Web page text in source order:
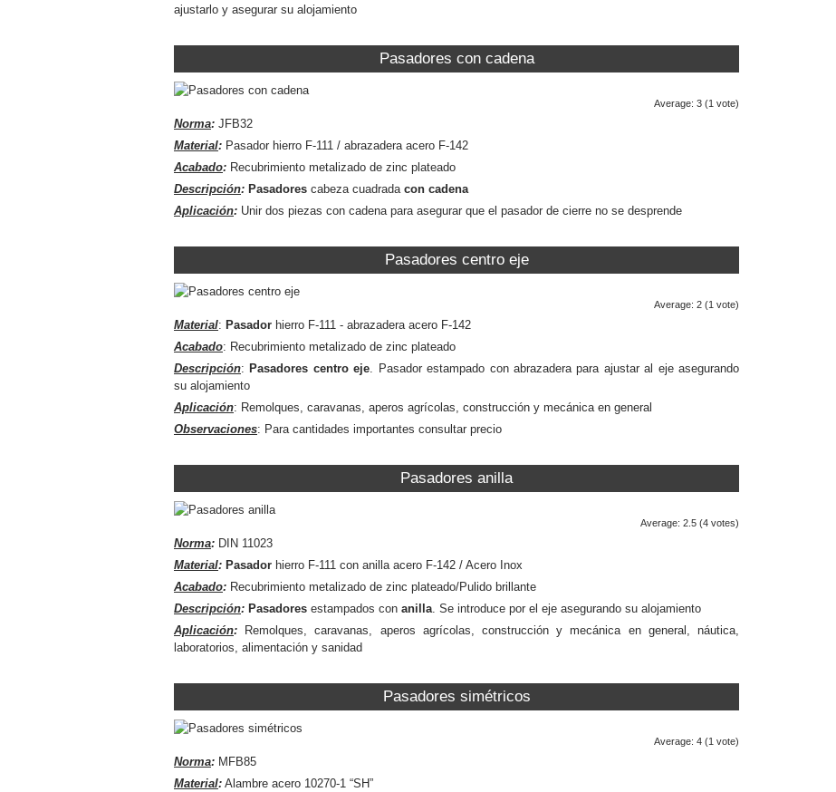
ajustarlo y asegurar su alojamiento
Pasadores con cadena
Average: 3 (1 vote)
Norma: JFB32
Material: Pasador hierro F-111 / abrazadera acero F-142
Acabado: Recubrimiento metalizado de zinc plateado
Descripción: Pasadores cabeza cuadrada con cadena
Aplicación: Unir dos piezas con cadena para asegurar que el pasador de cierre no se desprende
Pasadores centro eje
Average: 2 (1 vote)
Material: Pasador hierro F-111 - abrazadera acero F-142
Acabado: Recubrimiento metalizado de zinc plateado
Descripción:Pasadores centro eje . Pasador estampado con abrazadera para ajustar al eje asegurando
su alojamiento
Aplicación: Remolques, caravanas, aperos agrícolas, construcción y mecánica en general
Observaciones: Para cantidades importantes consultar precio
Pasadores anilla
Average: 2.5 (4 votes)
Norma: DIN 11023
Material: Pasador hierro F-111 con anilla acero F-142 / Acero Inox
Acabado: Recubrimiento metalizado de zinc plateado/Pulido brillante
Descripción: Pasadores estampados con anilla . Se introduce por el eje asegurando su alojamiento
Aplicación: Remolques, caravanas, aperos agrícolas, construcción y mecánica en general, náutica,
laboratorios, alimentación y sanidad
Pasadores simétricos
Average: 4 (1 vote)
Norma: MFB85
Material: Alambre acero 10270-1 “SH”